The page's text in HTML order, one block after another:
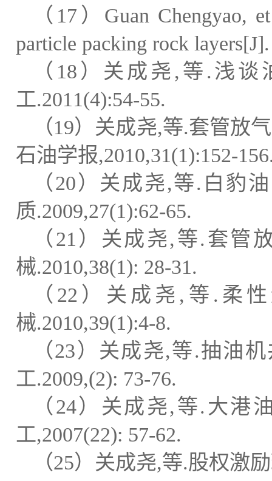
（ 17 ） Guan Chengyao,
particle packing rock
（ 18 ）关成尧 , 等 .浅谈
工.2011(4):54-55.
（19）关成尧,等.套管放
石油学报,2010,31(1):152-
（ 20 ）关成尧,等. 白豹
质.2009,27(1):62-65.
（ 21 ）关成尧,等.套管
械.2010,38(1): 28-31.
（ 22 ）关成尧 , 等 . 柔
械.2010,39(1):4-8.
（23 ）关成尧,等.抽油
工.2009,(2): 73-76.
（ 24）关成尧,等. 大港
工,2007(22): 57-62.
（25）关成尧,等.股权激